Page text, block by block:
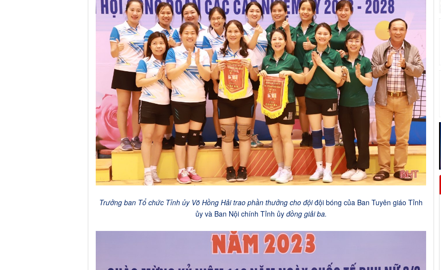
Trưởng ban Tổ chức Tỉnh ủy Võ Hồng Hải trao phần thưởng cho độiđội bóng của Ban Tuyên giáo Tỉnh
ủy và Ban Nội chính Tỉnh ủyđồng giải ba.